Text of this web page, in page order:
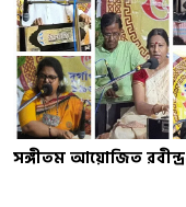
সঙ্গীতম আয়োজিত